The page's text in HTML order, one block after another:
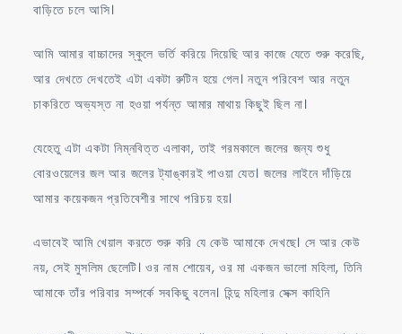
বাড়িতে চলে আসি।
আমি আমার বাচ্চাদের স্কুলে ভর্তি করিয়ে দিয়েছি আর কাজে যেতে শুরু করেছি,
আর দেখতে দেখতেই এটা একটা রুটিন হয়ে গেল। নতুন পরিবেশ আর নতুন
চাকরিতে অভ্যস্ত না হওয়া পর্যন্ত আমার মাথায় কিছুই ছিল না।
যেহেতু এটা একটা নিম্নবিত্ত এলাকা, তাই গরমকালে জলের জন্য শুধু
বোরওয়েলের জল আর জলের ট্যাঙ্কারই পাওয়া যেত। জলের লাইনে দাঁড়িয়ে
আমার কয়েকজন প্রতিবেশীর সাথে পরিচয় হয়।
এভাবেই আমি খেয়াল করতে শুরু করি যে কেউ আমাকে দেখছে। সে আর কেউ
নয়, সেই মুসলিম ছেলেটি। ওর নাম শোয়েব, ওর মা একজন ভালো মহিলা, তিনি
আমাকে তাঁর পরিবার সম্পর্কে সবকিছু বলেন। হিন্দু মহিলার সেক্স কাহিনি